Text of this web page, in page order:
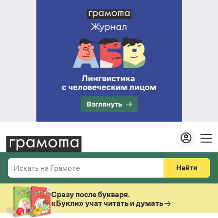
Искать на Грамоте
Справочная служба
Найти
Везде